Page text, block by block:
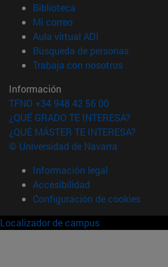
Biblioteca
Mi correo(abre en nueva
Aula virtual ADI
Búsqueda de personas(abre en
Trabaja con nosotros(abre en
Información
TFNO +34 948 42 56 00
¿QUÉ GRADO TE INTERESA?
¿QUÉ MÁSTER TE INTERESA?
© Universidad de Navarra
Información legal
Accesibilidad
Configuración de cookies
Localizador de campus